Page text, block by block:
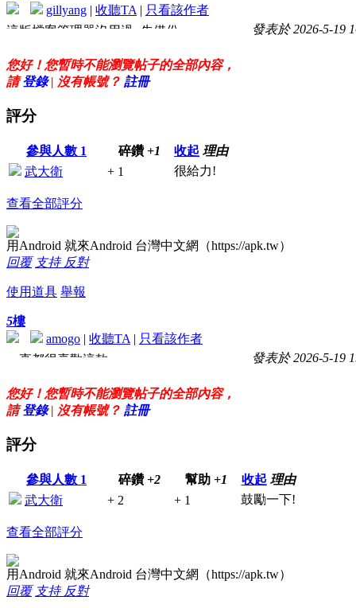
gillyang | 收聽TA | 只看該作者
發表於 2026-5-19
這版檔案管理器沒用過~先備份
您好！您暫時不能瀏覽帖子的全部內容，
請登錄 | 沒有帳號？ 註冊
評分
參與人數 1 碎鑽 +1 收起 理由
武大衛
+ 1 很給力!
查看全部評分
用Android 就來Android 台灣中文網（https://apk.tw）
回覆 支持 反對
使用道具 舉報
5樓
amogo | 收聽TA | 只看該作者
發表於 2026-5-19
一直都很喜歡這款app
virus total掃瞄正常
感謝大大分享喔！
您好！您暫時不能瀏覽帖子的全部內容，
請登錄 | 沒有帳號？ 註冊
評分
參與人數 1 碎鑽 +2 幫助 +1 收起 理由
武大衛
+ 2 + 1 鼓勵一下!
查看全部評分
用Android 就來Android 台灣中文網（https://apk.tw）
回覆 支持 反對